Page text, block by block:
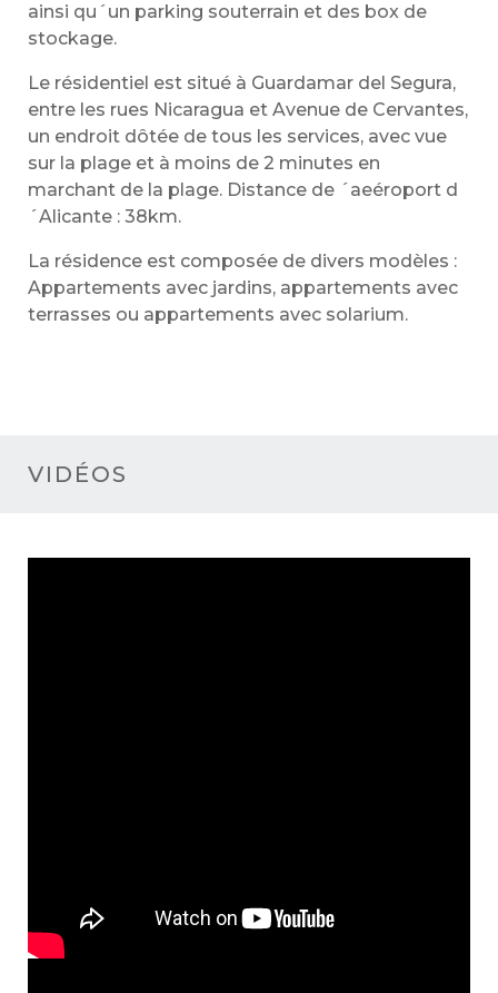
ainsi qu´un parking souterrain et des box de
stockage.
Le résidentiel est situé à Guardamar del Segura,
entre les rues Nicaragua et Avenue de Cervantes,
un endroit dôtée de tous les services, avec vue
sur la plage et à moins de 2 minutes en
marchant de la plage. Distance de ´aeéroport d
´Alicante : 38km.
La résidence est composée de divers modèles :
Appartements avec jardins, appartements avec
terrasses ou appartements avec solarium.
VIDÉOS